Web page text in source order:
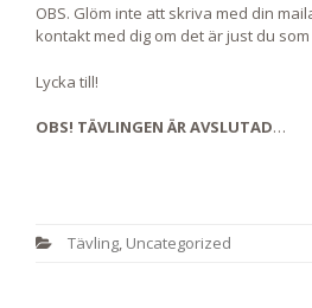
OBS. Glöm inte att skriva med din
kontakt med dig om det är just du
Lycka till!
OBS! TÄVLINGEN ÄR AVSLUTAD…
Tävling Uncategorized